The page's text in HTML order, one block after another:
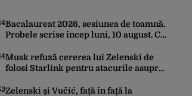
Bacalaureat 2026, sesiunea de toamnă.
Probele scrise încep luni, 10 august. Ce
Musk refuză cererea lui Zelenski de
folosi Starlink pentru atacurile asupra
Zelenski și Vučić, față în față la